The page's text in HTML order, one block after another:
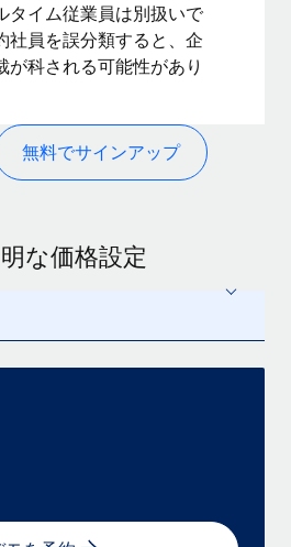
タイム従業員は別扱いで
社員を誤分類すると、企
が科される可能性があり
無料でサインアップ
な価格設定